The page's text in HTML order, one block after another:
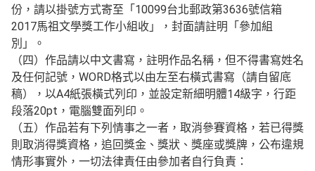
份，請以掛號方式寄至「10099台北郵政第3636號信箱
2017馬祖文學獎工作小組收」，封面請註明「參加組
別」。
（四）作品請以中文書寫，註明作品名稱，但不得書寫姓名
及任何記號，WORD格式以由左至右橫式書寫（請自留底
稿），以A4紙張橫式列印，並設定新細明體14級字，行距
段落20pt，電腦雙面列印。
（五）作品若有下列情事之一者，取消參賽資格，若已得獎
則取消得獎資格，追回獎金、獎狀、獎座或獎牌，公布違規
情形事實外，一切法律責任由參加者自行負責：